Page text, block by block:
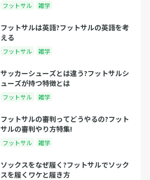
フットサル 雑学
フットサルは英語?フットサルの英語を考
える
フットサル 雑学
サッカーシューズとは違う?フットサルシ
ューズが持つ特徴とは
フットサル 雑学
フットサルの審判ってどうやるの?フット
サルの審判やり方特集!
フットサル 雑学
ソックスをなぜ履く?フットサルでソック
スを履くワケと履き方